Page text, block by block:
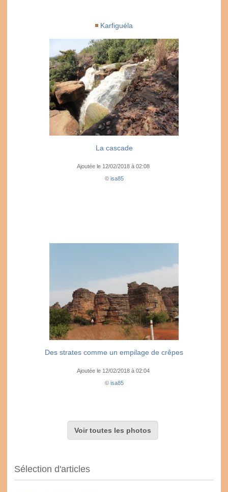
Karfiguéla
La cascade
Ajoutée le 12/02/2018 à 02:08
© isa85
Des strates comme un empilage de crêpes
Ajoutée le 12/02/2018 à 02:04
© isa85
Voir toutes les photos
Sélection d'articles